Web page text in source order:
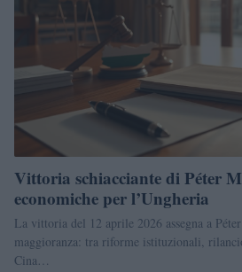
Vittoria schiacciante di Péter
economiche per l’Ungheria
La vittoria del 12 aprile 2026 assegna a
maggioranza: tra riforme istituzionali,
Cina…